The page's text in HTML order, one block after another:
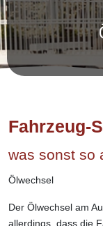
Fahrzeug-
was sonst so
Ölwechsel
Der Ölwechsel am
allerdings, dass die